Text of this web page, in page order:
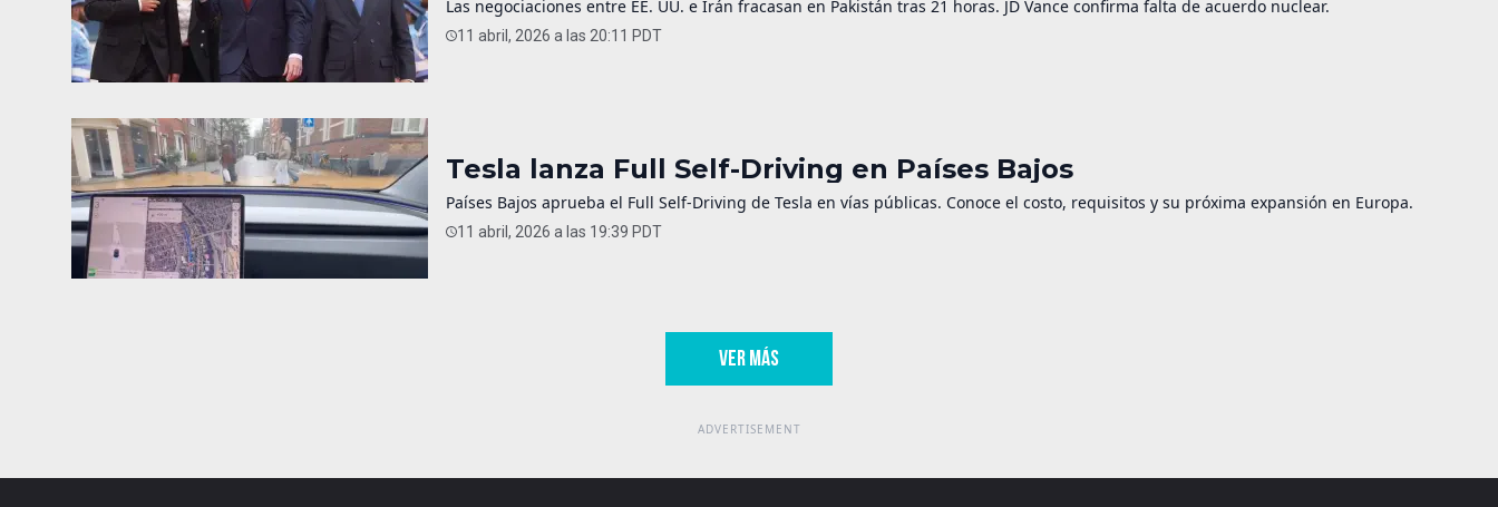
Las negociaciones entre EE. UU. e Irán fracasan en Pakistán tras 21 horas. JD Vance confirma falta de acuerdo nuclear.
11 abril, 2026 a las 20:11 PDT
Tesla lanza Full Self-Driving en Países Bajos
Países Bajos aprueba el Full Self-Driving de Tesla en vías públicas. Conoce el costo, requisitos y su próxima expansión en Europa.
11 abril, 2026 a las 19:39 PDT
VER MÁS